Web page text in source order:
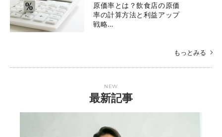
原価率とは？飲食店の原価
率の計算方法と利益アップ
戦略…
もっとみる
NEW
最新記事